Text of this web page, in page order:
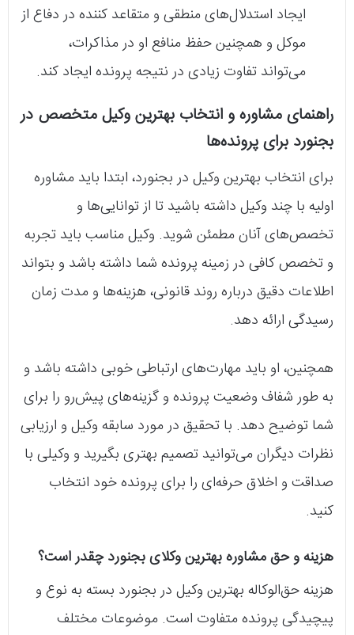
ایجاد استدلال‌های منطقی و متقاعد کننده در دفاع از
موکل و همچنین حفظ منافع او در مذاکرات،
می‌تواند تفاوت زیادی در نتیجه پرونده ایجاد کند.
راهنمای مشاوره و انتخاب بهترین وکیل متخصص در
بجنورد برای پرونده‌ها
برای انتخاب بهترین وکیل در بجنورد، ابتدا باید مشاوره
اولیه با چند وکیل داشته باشید تا از توانایی‌ها و
تخصص‌های آنان مطمئن شوید. وکیل مناسب باید تجربه
و تخصص کافی در زمینه پرونده شما داشته باشد و بتواند
اطلاعات دقیق درباره روند قانونی، هزینه‌ها و مدت زمان
رسیدگی ارائه دهد.
همچنین، او باید مهارت‌های ارتباطی خوبی داشته باشد و
به طور شفاف وضعیت پرونده و گزینه‌های پیش‌رو را برای
شما توضیح دهد. با تحقیق در مورد سابقه وکیل و ارزیابی
نظرات دیگران می‌توانید تصمیم بهتری بگیرید و وکیلی با
صداقت و اخلاق حرفه‌ای را برای پرونده خود انتخاب
کنید.
هزینه و حق مشاوره بهترین وکلای بجنورد چقدر است؟
هزینه حق‌الوکاله بهترین وکیل در بجنورد بسته به نوع و
پیچیدگی پرونده متفاوت است. موضوعات مختلف